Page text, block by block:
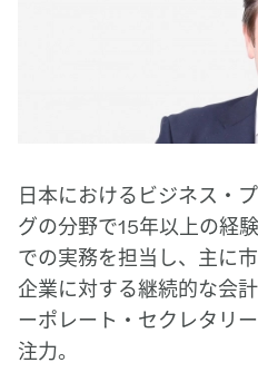
日本におけるビジネス・
グの分野で15年以上の経
での実務を担当し、主に
企業に対する継続的な会
ーポレート・セクレタリ
注力。